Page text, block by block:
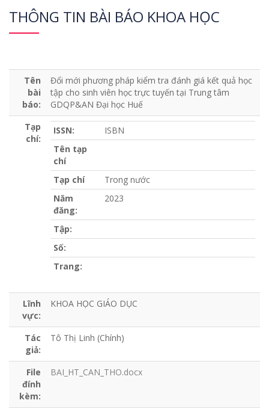
THÔNG TIN BÀI BÁO KHOA HỌC
Tên
bài
báo:
Đổi mới phương pháp kiểm tra đánh giá kết quả học
tập cho sinh viên học trực tuyến tại Trung tâm
GDQP&AN Đại học Huế
Tạp
chí:
ISSN:
ISBN
Tên tạp
chí
Tạp chí
Trong nước
Năm
đăng:
2023
Tập:
Số:
Trang:
Lĩnh
vực:
KHOA HỌC GIÁO DỤC
Tác
giả:
Tô Thị Linh (Chính)
File
đính
kèm:
BAI_HT_CAN_THO.docx